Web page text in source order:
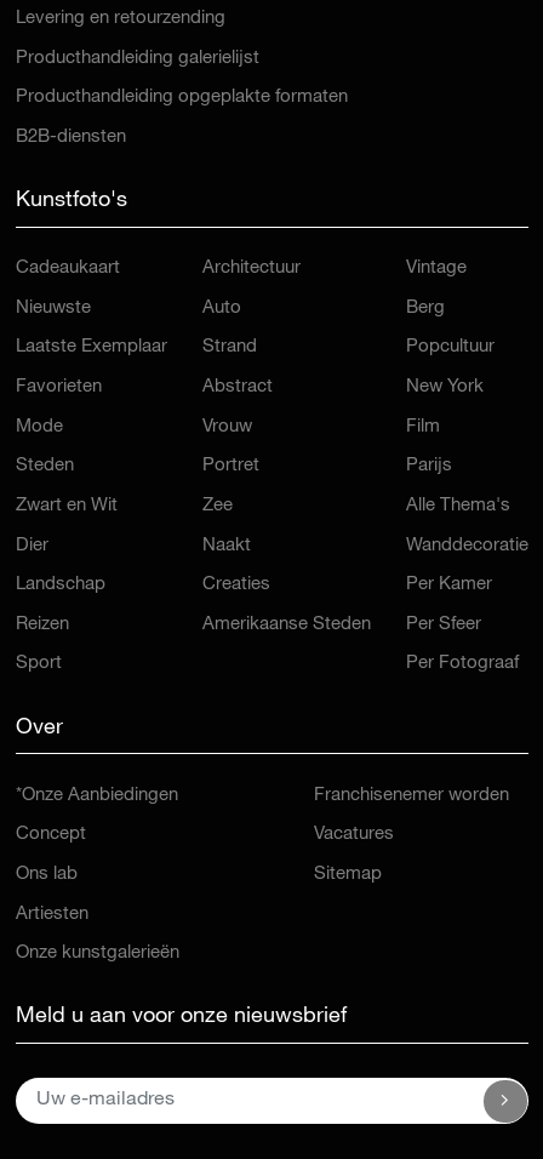
Levering en retourzending
Producthandleiding galerielijst
Producthandleiding opgeplakte formaten
B2B-diensten
Kunstfoto's
Cadeaukaart
Nieuwste
Laatste Exemplaar
Favorieten
Mode
Steden
Zwart en Wit
Dier
Landschap
Reizen
Sport
Architectuur
Auto
Strand
Abstract
Vrouw
Portret
Zee
Naakt
Creaties
Amerikaanse Steden
Vintage
Berg
Popcultuur
New York
Film
Parijs
Alle Thema's
Wanddecoratie
Per Kamer
Per Sfeer
Per Fotograaf
Over
*Onze Aanbiedingen
Concept
Ons lab
Artiesten
Onze kunstgalerieën
Franchisenemer worden
Vacatures
Sitemap
Meld u aan voor onze nieuwsbrief